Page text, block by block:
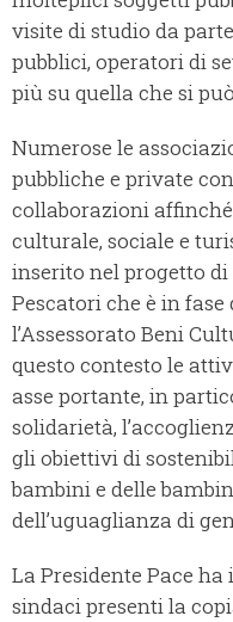
visite di studio da
pubblici, operatori di
più su quella che si
Numerose le
pubbliche e private
collaborazioni
culturale, sociale e
inserito nel progetto di
Pescatori che è in
l’Assessorato Beni
questo contesto le
asse portante, in
solidarietà,
gli obiettivi di
bambini e delle
dell’uguaglianza di
La Presidente Pace
sindaci presenti la